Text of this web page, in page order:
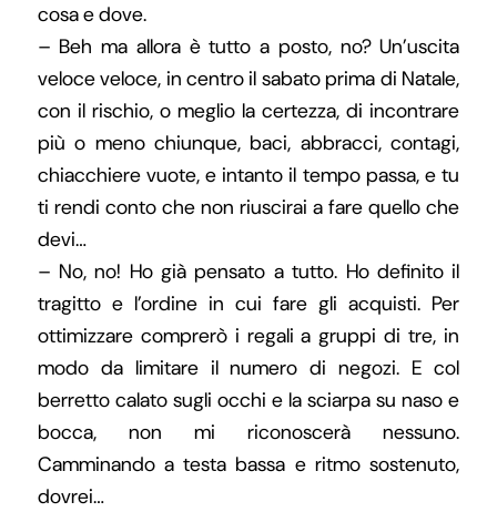
cosa e dove.
– Beh ma allora è tutto a posto, no? Un’uscita
veloce veloce, in centro il sabato prima di Natale,
con il rischio, o meglio la certezza, di incontrare
più o meno chiunque, baci, abbracci, contagi,
chiacchiere vuote, e intanto il tempo passa, e tu
ti rendi conto che non riuscirai a fare quello che
devi…
– No, no! Ho già pensato a tutto. Ho definito il
tragitto e l’ordine in cui fare gli acquisti. Per
ottimizzare comprerò i regali a gruppi di tre, in
modo da limitare il numero di negozi. E col
berretto calato sugli occhi e la sciarpa su naso e
bocca, non mi riconoscerà nessuno.
Camminando a testa bassa e ritmo sostenuto,
dovrei…